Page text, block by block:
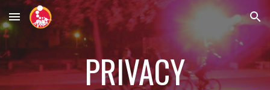
Skip to main content Skip to navigation
PRIVACY